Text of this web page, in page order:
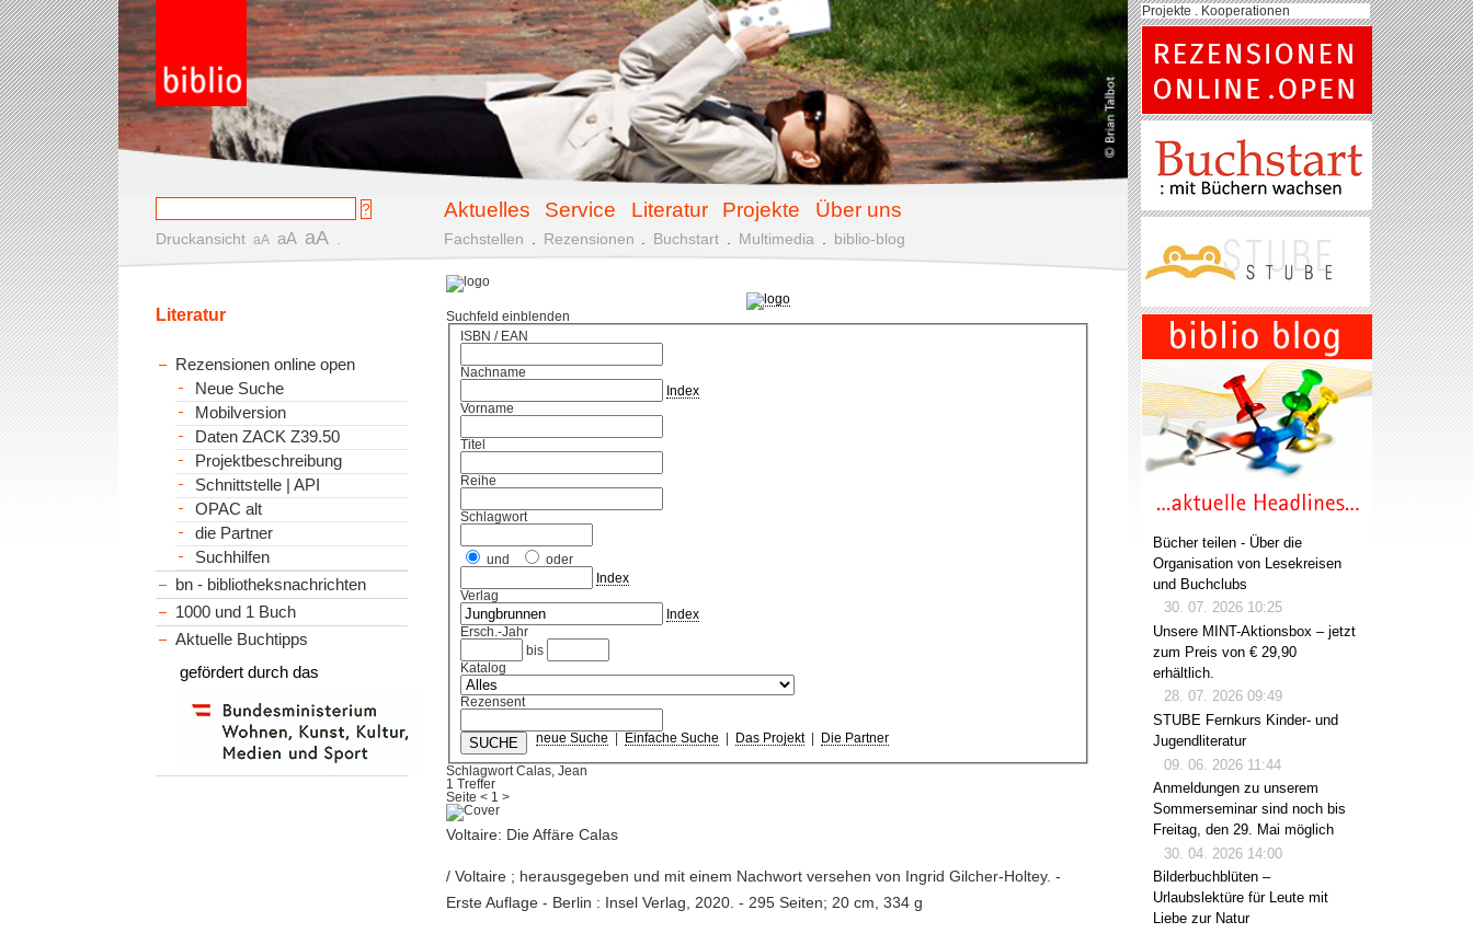
Aktuelles Service Literatur Projekte Über uns
Druckansicht aA aA aA Fachstellen Rezensionen Buchstart Multimedia biblio-blog
Suchfeld einblenden
ISBN / EAN
Nachname
Index
Vorname
Titel
Reihe
Schlagwort
und
oder
Index
Verlag
Index
Ersch.-Jahr
bis
Katalog
Rezensent
neue Suche Einfache Suche Das Projekt| Die Partner
Schlagwort Calas, Jean
1 Treffer
Seite< 1 >
Voltaire: Die Affäre Calas
/ Voltaire ; herausgegeben und mit einem Nachwort versehen von Ingrid Gilcher-Holtey. -
Erste Auflage - Berlin : Insel Verlag, 2020. - 295 Seiten; 20 cm, 334 g
Literatur
Rezensionen online open
Neue Suche
Mobilversion
Daten ZACK Z39.50
Projektbeschreibung
Schnittstelle | API
OPAC alt
die Partner
Suchhilfen
bn - bibliotheksnachrichten
1000 und 1 Buch
Aktuelle Buchtipps
gefördert durch das
Projekte . Kooperationen
Bücher teilen - Über die
Organisation von Lesekreisen
und Buchclubs
30. 07. 2026 10:25
Unsere MINT-Aktionsbox – jetzt
zum Preis von € 29,90
erhältlich.
28. 07. 2026 09:49
STUBE Fernkurs Kinder- und
Jugendliteratur
09. 06. 2026 11:44
Anmeldungen zu unserem
Sommerseminar sind noch bis
Freitag, den 29. Mai möglich
30. 04. 2026 14:00
Bilderbuchblüten –
Urlaubslektüre für Leute mit
Liebe zur Natur